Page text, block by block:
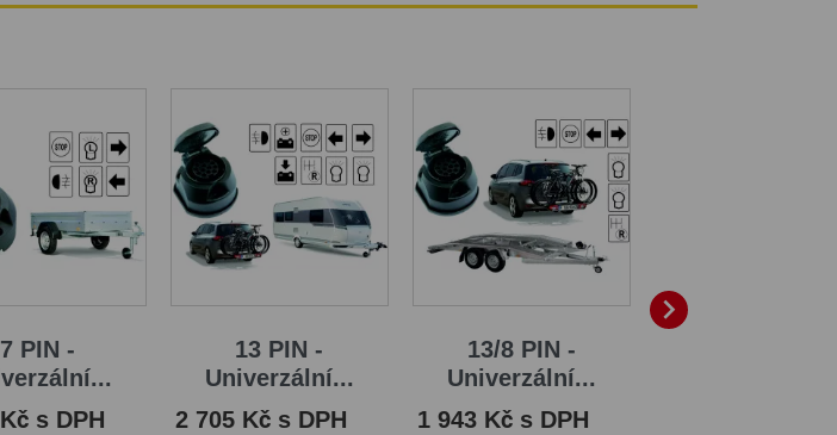
7 PIN -
s DPH
13 PIN -
Univerzální...
Cena
2 705 Kč s DPH
13/8 PIN -
Univerzální...
Cena
1 943 Kč s DPH
